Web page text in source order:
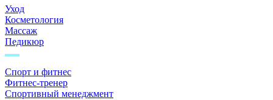
Уход
Косметология
Массаж
Педикюр
Спорт и фитнес
Фитнес-тренер
Спортивный менеджмент